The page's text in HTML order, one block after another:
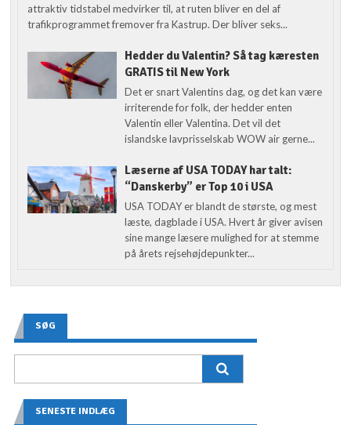
attraktiv tidstabel medvirker til, at ruten bliver en del af
trafikprogrammet fremover fra Kastrup. Der bliver seks...
Hedder du Valentin? Så tag kæresten
GRATIS til New York
Det er snart Valentins dag, og det kan være
irriterende for folk, der hedder enten
Valentin eller Valentina. Det vil det
islandske lavprisselskab WOW air gerne...
Læserne af USA TODAY har talt:
“Danskerby” er Top 10 i USA
USA TODAY er blandt de største, og mest
læste, dagblade i USA. Hvert år giver avisen
sine mange læsere mulighed for at stemme
på årets rejsehøjdepunkter...
SØG
SENESTE INDLÆG